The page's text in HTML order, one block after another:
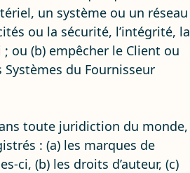
un système ou un réseau
ou la sécurité, l’intégrité, la
ou (b) empêcher le Client ou
du Fournisseur
toute juridiction du monde,
: (a) les marques de
ci, (b) les droits d’auteur, (c)